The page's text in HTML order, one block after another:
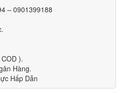
– 0901399188
).
Hàng.
Hấp Dẫn